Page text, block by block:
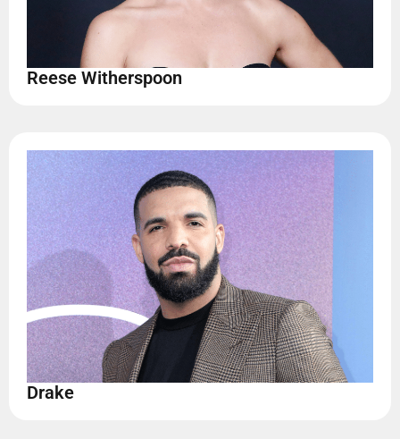
Reese Witherspoon
Drake